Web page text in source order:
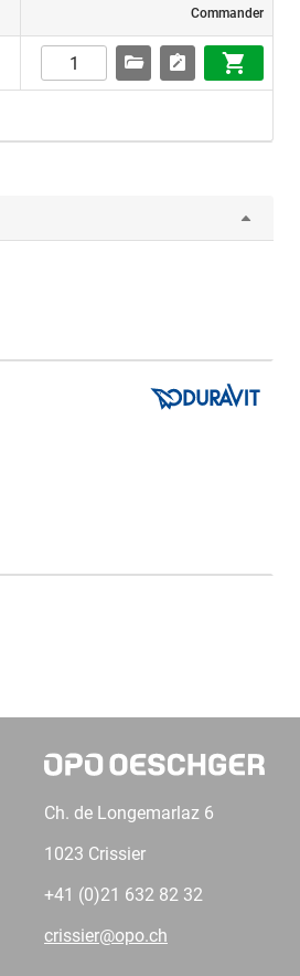
Commander
Ch. de Longemarlaz 6
1023 Crissier
+41 (0)21 632 82 32
crissier@opo.ch